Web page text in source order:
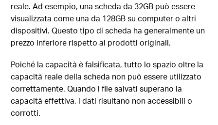
reale. Ad esempio, una scheda da 32GB può essere
visualizzata come una da 128GB su computer o altri
dispositivi. Questo tipo di scheda ha generalmente un
prezzo inferiore rispetto ai prodotti originali.
Poiché la capacità è falsificata, tutto lo spazio oltre la
capacità reale della scheda non può essere utilizzato
correttamente. Quando i file salvati superano la
capacità effettiva, i dati risultano non accessibili o
corrotti.